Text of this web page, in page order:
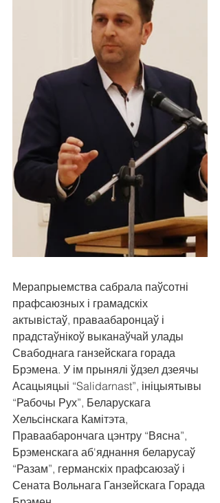
Мерапрыемства сабрала паўсотні
прафсаюзных і грамадскіх
актывістаў, праваабаронцаў і
прадстаўнікоў выканаўчай улады
Свабоднага ганзейскага горада
Брэмена. У ім прынялі ўдзел дзеячы
Асацыяцыі “Salidarnast”, ініцыятывы
“Рабочы Рух”, Беларускага
Хельсінскага Камітэта,
Праваабарончага цэнтру “Вясна”,
Брэменскага аб'яднання беларусаў
“Разам”, германскіх прафсаюзаў і
Сената Вольнага Ганзейскага Горада